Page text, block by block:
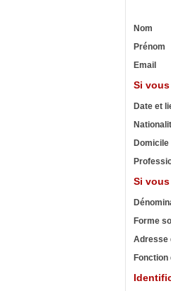
Nom
Prénom
Email
Si
Date et
Domicile
Si
Forme
Adresse
Fonction